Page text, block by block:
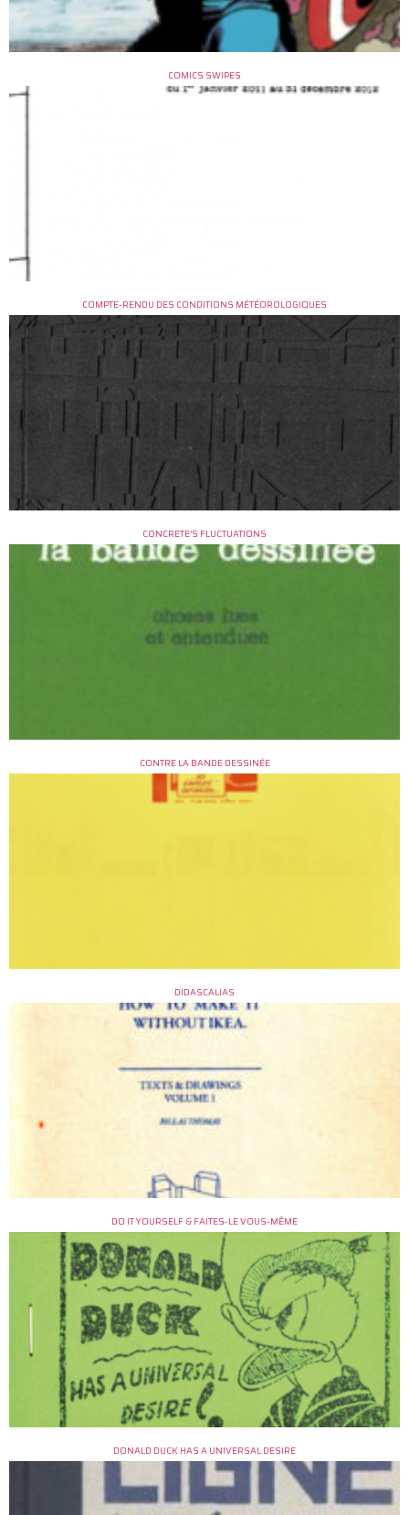
COMICS SWIPES
COMPTE-RENDU DES CONDITIONS MÉTÉOROLOGIQUES
CONCRETE’S FLUCTUATIONS
CONTRE LA BANDE DESSINÉE
DIDASCALIAS
DO IT YOURSELF & FAITES-LE VOUS-MÊME
DONALD DUCK HAS A UNIVERSAL DESIRE